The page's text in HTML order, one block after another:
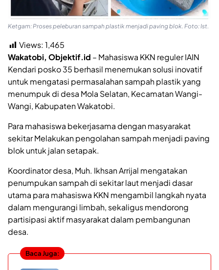
Ketgam: Proses peleburan sampah plastik menjadi paving blok. Foto: Ist.
Views: 1,465
Wakatobi, Objektif.id – Mahasiswa KKN reguler IAIN
Kendari posko 35 berhasil menemukan solusi inovatif
untuk mengatasi permasalahan sampah plastik yang
menumpuk di desa Mola Selatan, Kecamatan Wangi-
Wangi, Kabupaten Wakatobi.
Para mahasiswa bekerjasama dengan masyarakat
sekitar Melakukan pengolahan sampah menjadi paving
blok untuk jalan setapak.
Koordinator desa, Muh. Ikhsan Arrijal mengatakan
penumpukan sampah di sekitar laut menjadi dasar
utama para mahasiswa KKN mengambil langkah nyata
dalam mengurangi limbah, sekaligus mendorong
partisipasi aktif masyarakat dalam pembangunan
desa.
Baca Juga: